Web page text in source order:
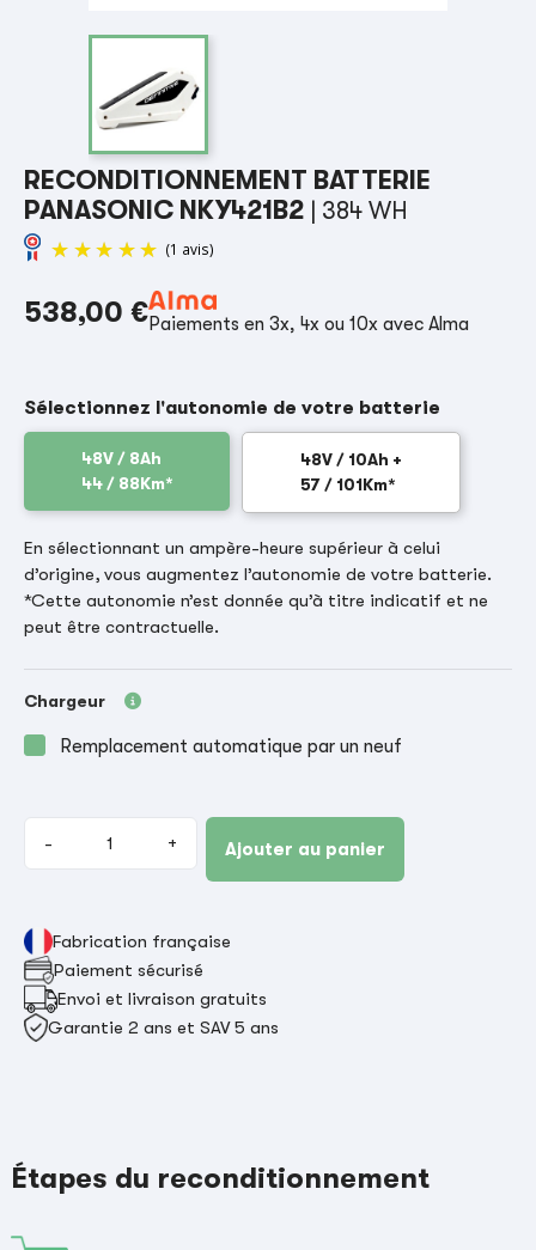
RECONDITIONNEMENT BATTERIE
PANASONIC NKY421B2
| 384 WH
538,00 €Paiements en 3x, 4x ou 10x avec Alma
Sélectionnez l'autonomie de votre batterie
48V / 8Ah
44 / 88Km*
48V / 10Ah +
57 / 101Km*
En sélectionnant un ampère-heure supérieur à celui
d’origine, vous augmentez l’autonomie de votre batterie.
*Cette autonomie n’est donnée qu’à titre indicatif et ne
peut être contractuelle.
Chargeur
Remplacement automatique par un neuf
- + Ajouter au panier
Fabrication française
Paiement sécurisé
Envoi et livraison gratuits
Garantie 2 ans et SAV 5 ans
Étapes du reconditionnement